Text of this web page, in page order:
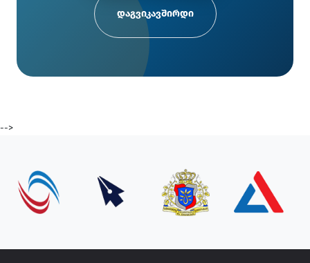
დაგვიკავშირდი
-->